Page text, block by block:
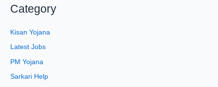
Category
Kisan Yojana
Latest Jobs
PM Yojana
Sarkari Help